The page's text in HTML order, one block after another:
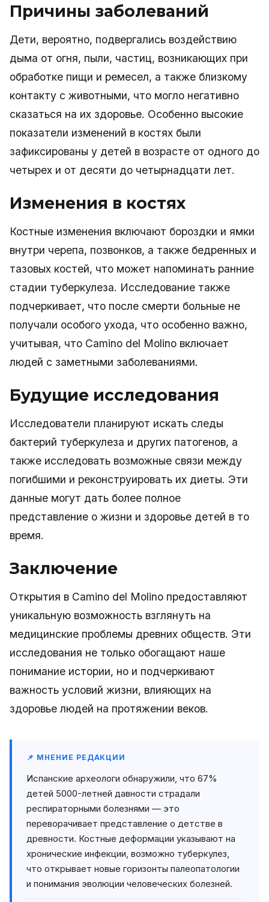
Причины заболеваний
Дети, вероятно, подвергались воздействию
дыма от огня, пыли, частиц, возникающих при
обработке пищи и ремесел, а также близкому
контакту с животными, что могло негативно
сказаться на их здоровье. Особенно высокие
показатели изменений в костях были
зафиксированы у детей в возрасте от одного до
четырех и от десяти до четырнадцати лет.
Изменения в костях
Костные изменения включают бороздки и ямки
внутри черепа, позвонков, а также бедренных и
тазовых костей, что может напоминать ранние
стадии туберкулеза. Исследование также
подчеркивает, что после смерти больные не
получали особого ухода, что особенно важно,
учитывая, что Camino del Molino включает
людей с заметными заболеваниями.
Будущие исследования
Исследователи планируют искать следы
бактерий туберкулеза и других патогенов, а
также исследовать возможные связи между
погибшими и реконструировать их диеты. Эти
данные могут дать более полное
представление о жизни и здоровье детей в то
время.
Заключение
Открытия в Camino del Molino предоставляют
уникальную возможность взглянуть на
медицинские проблемы древних обществ. Эти
исследования не только обогащают наше
понимание истории, но и подчеркивают
важность условий жизни, влияющих на
здоровье людей на протяжении веков.
📌 МНЕНИЕ РЕДАКЦИИ
Испанские археологи обнаружили, что 67%
детей 5000-летней давности страдали
респираторными болезнями — это
переворачивает представление о детстве в
древности. Костные деформации указывают на
хронические инфекции, возможно туберкулез,
что открывает новые горизонты палеопатологии
и понимания эволюции человеческих болезней.